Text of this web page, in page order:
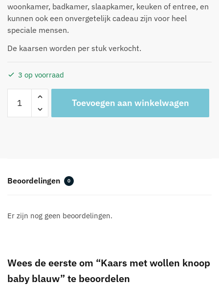
woonkamer, badkamer, slaapkamer, keuken of entree, en
kunnen ook een onvergetelijk cadeau zijn voor heel
speciale mensen.
De kaarsen worden per stuk verkocht.
3 op voorraad
met
wollen
Toevoegen aan winkelwagen
Beoordelingen 0
Er zijn nog geen beoordelingen.
Wees de eerste om “Kaars met wollen knoop
baby blauw” te beoordelen